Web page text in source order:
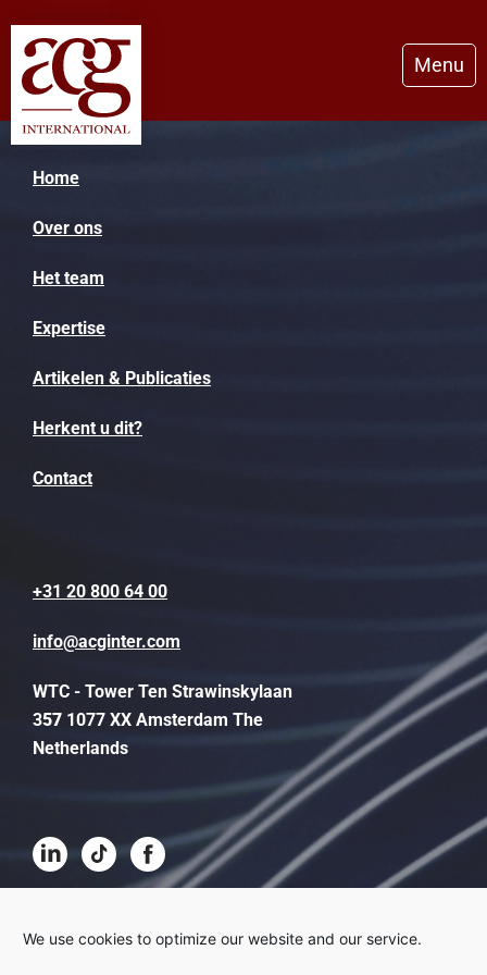
We use cookies to optimize our website and our service.
Menu
Home
Over ons
Het team
Expertise
Artikelen & Publicaties
Herkent u dit?
Contact
+31 20 800 64 00
info@acginter.com
WTC - Tower Ten Strawinskylaan
357 1077 XX Amsterdam The
Netherlands
Algemene voorwaarden